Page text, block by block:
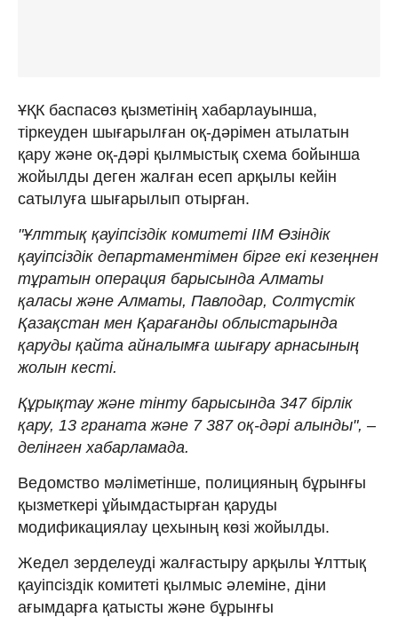
ҰҚК баспасөз қызметінің хабарлауынша,
тіркеуден шығарылған оқ-дәрімен атылатын
қару және оқ-дәрі қылмыстық схема бойынша
жойылды деген жалған есеп арқылы кейін
сатылуға шығарылып отырған.
"Ұлттық қауіпсіздік комитеті ІІМ Өзіндік
қауіпсіздік департаментімен бірге екі кезеңнен
тұратын операция барысында Алматы
қаласы және Алматы, Павлодар, Солтүстік
Қазақстан мен Қарағанды облыстарында
қаруды қайта айналымға шығару арнасының
жолын кесті.
Құрықтау және тінту барысында 347 бірлік
қару, 13 граната және 7 387 оқ-дәрі алынды", –
делінген хабарламада.
Ведомство мәліметінше, полицияның бұрынғы
қызметкері ұйымдастырған қаруды
модификациялау цехының көзі жойылды.
Жедел зерделеуді жалғастыру арқылы Ұлттық
қауіпсіздік комитеті қылмыс әлеміне, діни
ағымдарға қатысты және бұрынғы